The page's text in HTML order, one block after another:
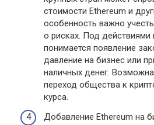
стоимости Ethereum и
особенность важно
о рисках. Под действиями
понимается появление
давление на бизнес или
наличных денег.
переход общества к
курса.
Добавление Ethereum на